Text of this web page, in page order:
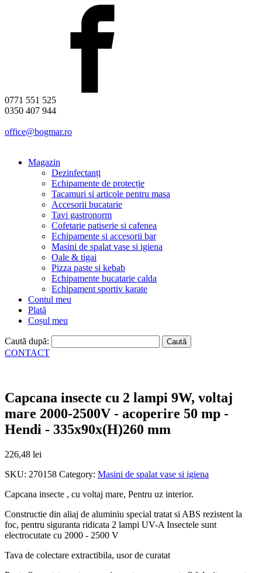
0771 551 525
0350 407 944
office@bogmar.ro
Magazin
Dezinfectanți
Echipamente de protecție
Tacamuri si articole pentru masa
Accesorii bucatarie
Tavi gastronorm
Cofetarie patiserie si cafenea
Echipamente si accesorii bar
Masini de spalat vase si igiena
Oale & tigai
Pizza paste si kebab
Echipamente bucatarie calda
Echipament sportiv karate
Contul meu
Plată
Coșul meu
Caută după:
CONTACT
Capcana insecte cu 2 lampi 9W, voltaj
mare 2000-2500V - acoperire 50 mp -
Hendi - 335x90x(H)260 mm
226,48 lei
SKU: 270158 Category: Masini de spalat vase si igiena
Capcana insecte , cu voltaj mare, Pentru uz interior.
Constructie din aliaj de aluminiu special tratat si ABS rezistent la
foc, pentru siguranta ridicata 2 lampi UV-A Insectele sunt
electrocutate cu 2000 - 2500 V
Tava de colectare extractibila, usor de curatat